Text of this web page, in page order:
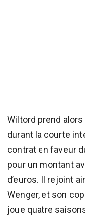
Wiltord prend alors
durant la courte
contrat en faveur
pour un montant
d’euros. Il rejoint
Wenger, et son
joue quatre